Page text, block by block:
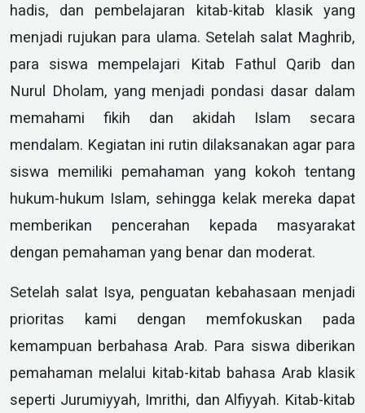
hadis, dan pembelajaran kitab-kitab klasik yang
menjadi rujukan para ulama. Setelah salat Maghrib,
para siswa mempelajari Kitab Fathul Qarib dan
Nurul Dholam, yang menjadi pondasi dasar dalam
memahami fikih dan akidah Islam secara
mendalam. Kegiatan ini rutin dilaksanakan agar para
siswa memiliki pemahaman yang kokoh tentang
hukum-hukum Islam, sehingga kelak mereka dapat
memberikan pencerahan kepada masyarakat
dengan pemahaman yang benar dan moderat.
Setelah salat Isya, penguatan kebahasaan menjadi
prioritas kami dengan memfokuskan pada
kemampuan berbahasa Arab. Para siswa diberikan
pemahaman melalui kitab-kitab bahasa Arab klasik
seperti Jurumiyyah, Imrithi, dan Alfiyyah. Kitab-kitab